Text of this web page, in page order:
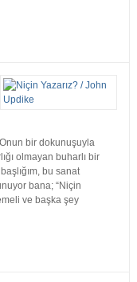
bir dokunuşuyla
olmayan buharlı bir
bu sanat
bana; “Niçin
ve başka şey